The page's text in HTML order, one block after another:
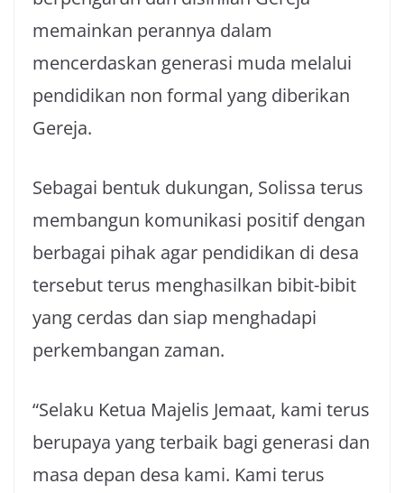
memainkan perannya dalam
mencerdaskan generasi muda melalui
pendidikan non formal yang diberikan
Gereja.
Sebagai bentuk dukungan, Solissa terus
membangun komunikasi positif dengan
berbagai pihak agar pendidikan di desa
tersebut terus menghasilkan bibit-bibit
yang cerdas dan siap menghadapi
perkembangan zaman.
“Selaku Ketua Majelis Jemaat, kami terus
berupaya yang terbaik bagi generasi dan
masa depan desa kami. Kami terus